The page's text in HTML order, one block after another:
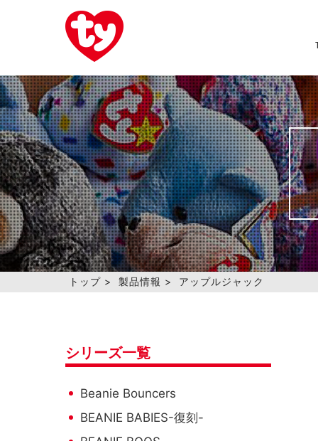
トップ > 製品情報 > アップルジャック
シリーズ一覧
Beanie Bouncers
BEANIE BABIES-復刻-